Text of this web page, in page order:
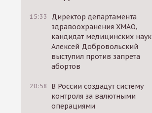
15:33
Директор департамента
здравоохранения ХМАО,
кандидат медицинских наук
Алексей Добровольский
выступил против запрета
абортов
20:58
В России создадут систему
контроля за валютными
операциями